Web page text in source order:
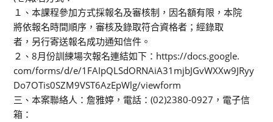
１、本課程參加方式採報名及審核制，因名額有限，本院
將依報名時間順序，審核及錄取符合資格者；經錄取
者，另行寄送報名成功通知信件。
２、8月份訓練場次報名連結如下：https://docs.google.
com/forms/d/e/1FAIpQLSdORNAiA31mjbJGvWXXw9JRyy
Do7OTis0SZM9VST6AzEpWlg/viewform
三、本案聯絡人：詹雅婷，電話：(02)2380-0927，電子信
箱：